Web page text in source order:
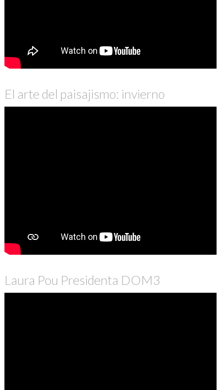
El arte del paisajismo: invierno
Laura Pou Presidenta DOM3